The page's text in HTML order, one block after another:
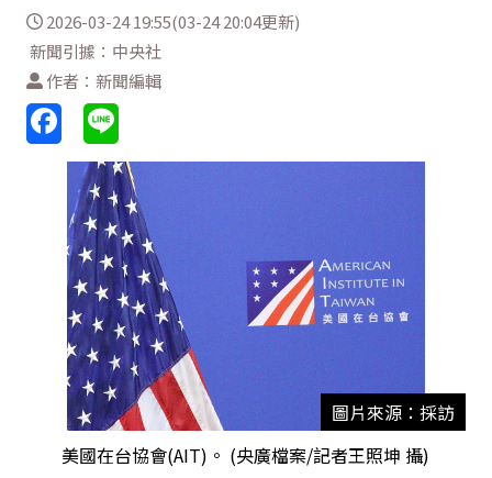
2026-03-24 19:55(03-24 20:04更新)
新聞引據：中央社
作者：新聞編輯
圖片來源：採訪
美國在台協會(AIT)。 (央廣檔案/記者王照坤 攝)